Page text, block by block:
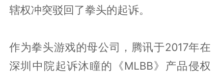
辖权冲突驳回了拳头的起诉。
作为拳头游戏的母公司，腾讯于2017年在
深圳中院起诉沐瞳的《MLBB》产品侵权